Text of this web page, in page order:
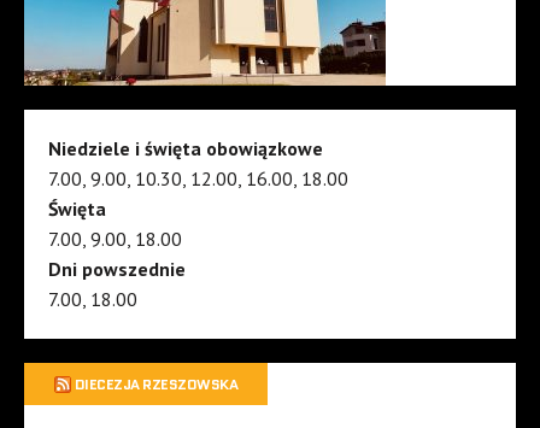
Niedziele i święta obowiązkowe
7.00, 9.00, 10.30, 12.00, 16.00, 18.00
Święta
7.00, 9.00, 18.00
Dni powszednie
7.00, 18.00
DIECEZJA RZESZOWSKA